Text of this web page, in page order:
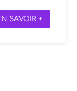
SAVOIR +